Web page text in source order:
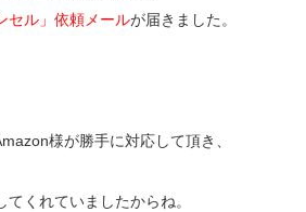
セル」依頼メールが届きました。
様が勝手に対応して頂き、
てくれていましたからね。